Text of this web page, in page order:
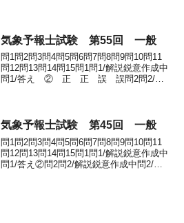
気象予報士試験 第55回 一般
問1問2問3問4問5問6問7問8問9問10問11
問12問13問14問15問1問1/解説鋭意作成中
問1/答え ② 正 正 誤 誤問2問2/解
気象予報士試験 第45回 一般
問1問2問3問4問5問6問7問8問9問10問11
問12問13問14問15問1問1/解説鋭意作成中
問1/答え②問2問2/解説鋭意作成中問2/答